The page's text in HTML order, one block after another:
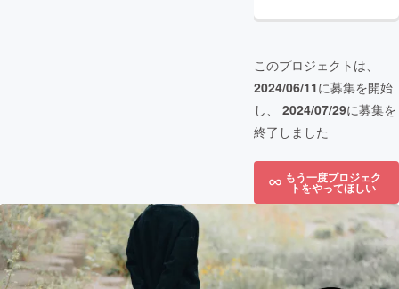
このプロジェクトは、
2024/06/11に募集を開始
し、 2024/07/29に募集を
終了しました
もう一度プロジェク
トをやってほしい